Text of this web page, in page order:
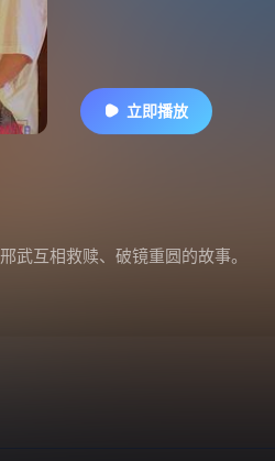
立即播放
武互相救赎、破镜重圆的故事。